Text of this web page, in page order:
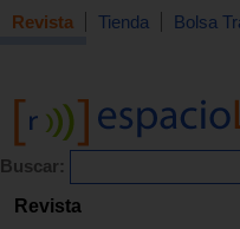
Revista Tienda Bolsa
Buscar:
Revista